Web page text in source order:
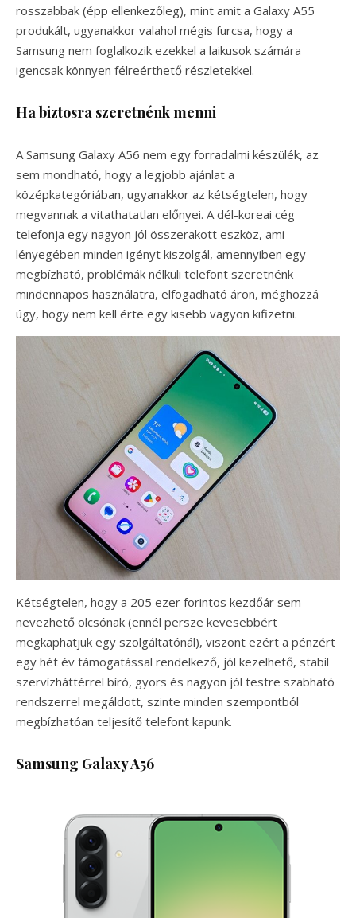
rosszabbak (épp ellenkezőleg), mint amit a Galaxy A55
produkált, ugyanakkor valahol mégis furcsa, hogy a
Samsung nem foglalkozik ezekkel a laikusok számára
igencsak könnyen félreérthető részletekkel.
Ha biztosra szeretnénk menni
A Samsung Galaxy A56 nem egy forradalmi készülék, az
sem mondható, hogy a legjobb ajánlat a
középkategóriában, ugyanakkor az kétségtelen, hogy
megvannak a vitathatatlan előnyei. A dél-koreai cég
telefonja egy nagyon jól összerakott eszköz, ami
lényegében minden igényt kiszolgál, amennyiben egy
megbízható, problémák nélküli telefont szeretnénk
mindennapos használatra, elfogadható áron, méghozzá
úgy, hogy nem kell érte egy kisebb vagyon kifizetni.
Kétségtelen, hogy a 205 ezer forintos kezdőár sem
nevezhető olcsónak (ennél persze kevesebbért
megkaphatjuk egy szolgáltatónál), viszont ezért a pénzért
egy hét év támogatással rendelkező, jól kezelhető, stabil
szervízháttérrel bíró, gyors és nagyon jól testre szabható
rendszerrel megáldott, szinte minden szempontból
megbízhatóan teljesítő telefont kapunk.
Samsung Galaxy A56